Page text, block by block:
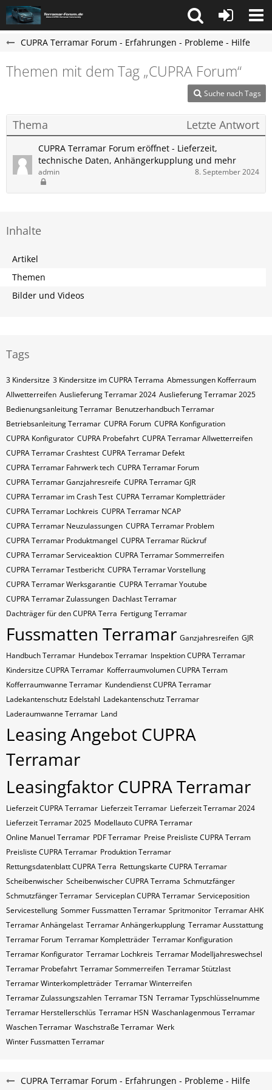
CUPRA Terramar Forum - Erfahrungen - Probleme - Hilfe
Themen mit dem Tag „CUPRA Forum“
Suche nach Tags
Thema Letzte Antwort
CUPRA Terramar Forum eröffnet - Lieferzeit,
technische Daten, Anhängerkupplung und mehr
admin 8. September 2024
Inhalte
Artikel
Themen
Bilder und Videos
Tags
3 Kindersitze 3 Kindersitze im CUPRA Terrama Abmessungen Kofferraum
Allwetterreifen Auslieferung Terramar 2024 Auslieferung Terramar 2025
Bedienungsanleitung Terramar Benutzerhandbuch Terramar
Betriebsanleitung Terramar CUPRA Forum CUPRA Konfiguration
CUPRA Konfigurator CUPRA Probefahrt CUPRA Terramar Allwetterreifen
CUPRA Terramar Crashtest CUPRA Terramar Defekt
CUPRA Terramar Fahrwerk tech CUPRA Terramar Forum
CUPRA Terramar Ganzjahresreife CUPRA Terramar GJR
CUPRA Terramar im Crash Test CUPRA Terramar Kompletträder
CUPRA Terramar Lochkreis CUPRA Terramar NCAP
CUPRA Terramar Neuzulassungen CUPRA Terramar Problem
CUPRA Terramar Produktmangel CUPRA Terramar Rückruf
CUPRA Terramar Serviceaktion CUPRA Terramar Sommerreifen
CUPRA Terramar Testbericht CUPRA Terramar Vorstellung
CUPRA Terramar Werksgarantie CUPRA Terramar Youtube
CUPRA Terramar Zulassungen Dachlast Terramar
Dachträger für den CUPRA Terra Fertigung Terramar
Fussmatten Terramar Ganzjahresreifen GJR
Handbuch Terramar Hundebox Terramar Inspektion CUPRA Terramar
Kindersitze CUPRA Terramar Kofferraumvolumen CUPRA Terram
Kofferraumwanne Terramar Kundendienst CUPRA Terramar
Ladekantenschutz Edelstahl Ladekantenschutz Terramar
Laderaumwanne Terramar Land
Leasing Angebot CUPRA
Terramar
Leasingfaktor CUPRA Terramar
Lieferzeit CUPRA Terramar Lieferzeit Terramar Lieferzeit Terramar 2024
Lieferzeit Terramar 2025 Modellauto CUPRA Terramar
Online Manuel Terramar PDF Terramar Preise Preisliste CUPRA Terram
Preisliste CUPRA Terramar Produktion Terramar
Rettungsdatenblatt CUPRA Terra Rettungskarte CUPRA Terramar
Scheibenwischer Scheibenwischer CUPRA​ Terrama Schmutzfänger
Schmutzfänger Terramar Serviceplan CUPRA Terramar Serviceposition
Servicestellung Sommer Fussmatten Terramar Spritmonitor Terramar AHK
Terramar Anhängelast Terramar Anhängerkupplung Terramar Ausstattung
Terramar Forum Terramar Kompletträder Terramar Konfiguration
Terramar Konfigurator Terramar Lochkreis Terramar Modelljahreswechsel
Terramar Probefahrt Terramar Sommerreifen Terramar Stützlast
Terramar Winterkompletträder Terramar Winterreifen
Terramar Zulassungszahlen Terramar​​​​ TSN Terramar​​​​ Typschlüsselnumme
Terramar​​​​​ Herstellerschlüs Terramar​​​​​ HSN Waschanlagenmous Terramar
Waschen Terramar Waschstraße Terramar Werk
Winter Fussmatten Terramar
CUPRA Terramar Forum - Erfahrungen - Probleme - Hilfe